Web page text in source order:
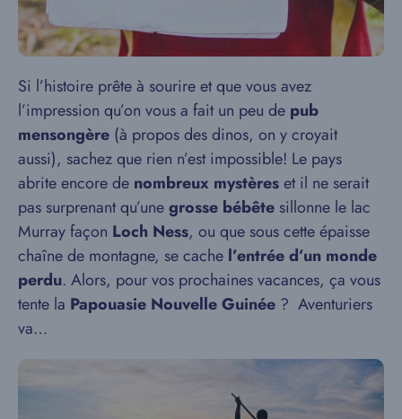
Si l’histoire prête à sourire et que vous avez
l’impression qu’on vous a fait un peu de pub
mensongère (à propos des dinos, on y croyait
aussi), sachez que rien n’est impossible! Le pays
abrite encore de nombreux mystèreset il ne serait
pas surprenant qu’unegrosse bébête sillonne le lac
Murray façon Loch Ness, ou que sous cette épaisse
chaîne de montagne, se cache l’entrée d’un monde
perdu. Alors, pour vos prochaines vacances, ça vous
tente la Papouasie Nouvelle Guinée ? Aventuriers
va…